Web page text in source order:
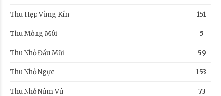
Thu Hẹp Vùng Kín 151
Thu Mỏng Môi 5
Thu Nhỏ Đầu Mũi 59
Thu Nhỏ Ngực 153
Thu Nhỏ Núm Vú 73